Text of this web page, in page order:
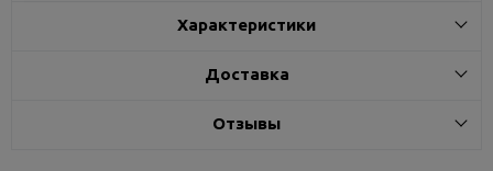
Характеристики
Доставка
Отзывы